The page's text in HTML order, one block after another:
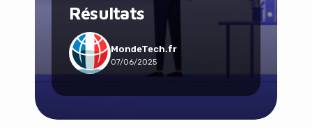
Résultats
MondeTech.fr
07/06/2025
Social & Communauté
Tech & Développement
Travail & Productivité
Voyage